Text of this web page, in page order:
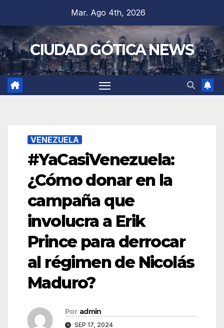
contenido
Mar. Ago 4th, 2026
CIUDAD GÓTICA NEWS
VENEZUELA
#YaCasiVenezuela:
¿Cómo donar en la
campaña que
involucra a Erik
Prince para derrocar
al régimen de Nicolás
Maduro?
Por admin
SEP 17, 2024